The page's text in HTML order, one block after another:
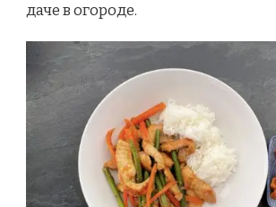
даче в огороде.